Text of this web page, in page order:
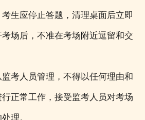
生应停止答题，清理桌面后立即
场后，不准在考场附近逗留和交
考人员管理，不得以任何理由和
正常工作，接受监考人员对考场
理。